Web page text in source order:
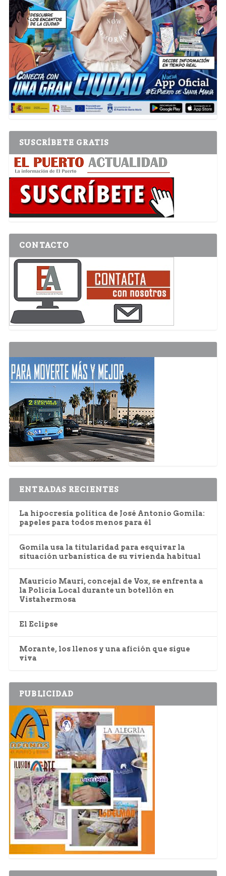
SUSCRÍBETE GRATIS
CONTACTO
ENTRADAS RECIENTES
La hipocresía política de José Antonio Gomila:
papeles para todos menos para él
Gomila usa la titularidad para esquivar la
situación urbanística de su vivienda habitual
Mauricio Mauri, concejal de Vox, se enfrenta a
la Policía Local durante un botellón en
Vistahermosa
El Eclipse
Morante, los llenos y una afición que sigue
viva
PUBLICIDAD